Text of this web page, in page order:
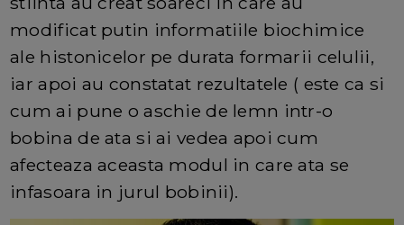
modificat putin informatiile biochimice
ale histonicelor pe durata formarii celulii,
iar apoi au constatat rezultatele ( este ca si
cum ai pune o aschie de lemn intr-o
bobina de ata si ai vedea apoi cum
afecteaza aceasta modul in care ata se
infasoara in jurul bobinii).